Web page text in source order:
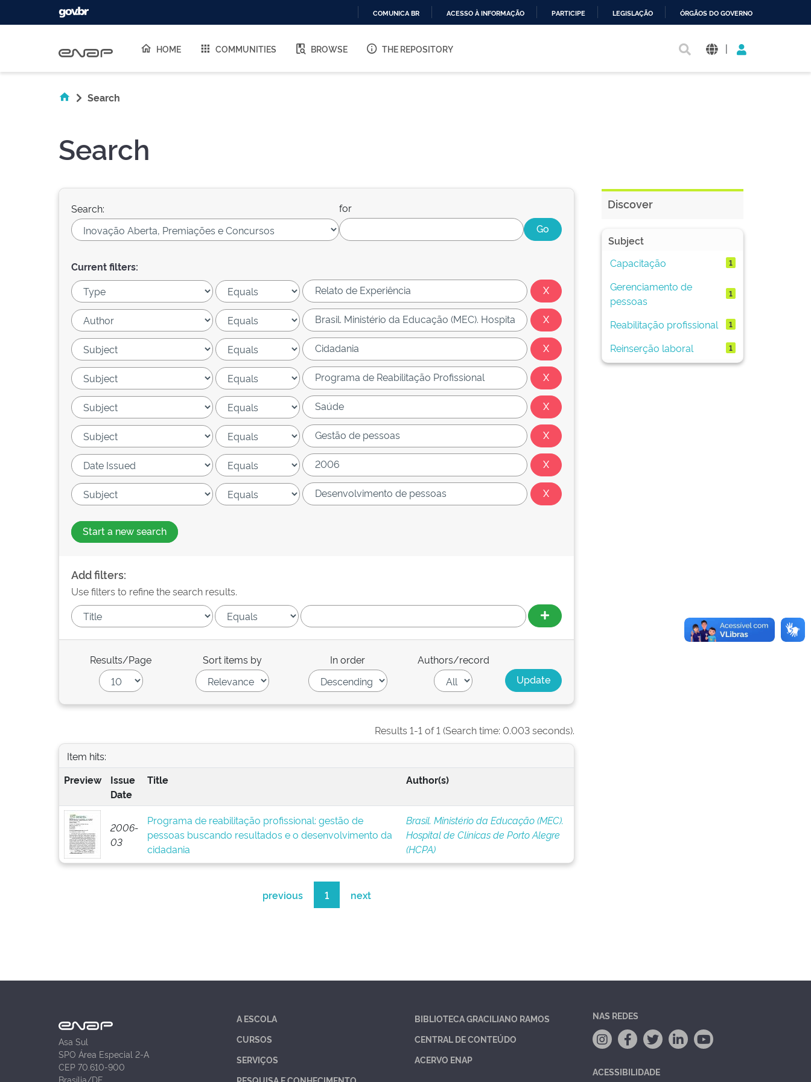
O
COMUNICA BR ACESSO À INFORMAÇÃO PARTICIPE LEGISLAÇÃO ÓRGÃOS DO GOVERNO
HOME COMMUNITIES BROWSE THE REPOSITORY |
Search
Search
Search: for
Current filters:
Start a new search
Add filters:
Use filters to refine the search results.
Results/Page Sort items by In order Authors/record
Results 1-1 of 1 (Search time: 0.003 seconds).
Item hits:
Preview
Issue
Date
Title Author(s)
2006-
03
Programa de reabilitação profissional: gestão de
pessoas buscando resultados e o desenvolvimento da
cidadania
Brasil. Ministério da Educação (MEC).
Hospital de Clínicas de Porto Alegre
(HCPA)
previous 1 next
Discover
Subject
Capacitação
1
Gerenciamento de
pessoas
1
Reabilitação profissional 1
Reinserção laboral 1
Asa Sul
SPO Área Especial 2-A
CEP 70.610-900
Brasília/DF
A ESCOLA
CURSOS
SERVIÇOS
BIBLIOTECA GRACILIANO RAMOS
CENTRAL DE CONTEÚDO
ACERVO ENAP
NAS REDES
ACESSIBILIDADE